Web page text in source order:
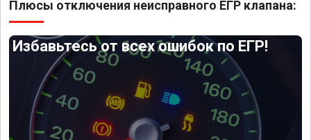
Плюсы отключения неисправного ЕГР клапана:
Избавьтесь от всех ошибок по ЕГР!